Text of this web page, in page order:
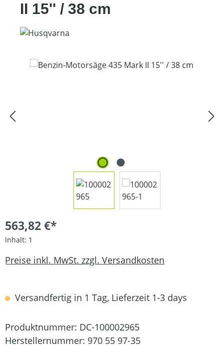
II 15'' / 38 cm
Bildergalerie überspringen
563,82 €*
Inhalt: 1
Preise inkl. MwSt. zzgl. Versandkosten
Versandfertig in 1 Tag, Lieferzeit 1-3 days
Produktnummer: DC-100002965
Herstellernummer: 970 55 97-35